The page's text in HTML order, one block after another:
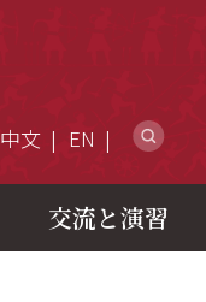
中文 EN
交流と演習